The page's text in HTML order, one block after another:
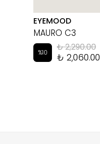
EYEMOOD
MAURO C3
%10 ₺ 2,290.00
₺ 2,060.00